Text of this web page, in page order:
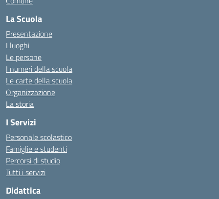
La Scuola
Presentazione
I luoghi
Le persone
I numeri della scuola
Le carte della scuola
Organizzazione
La storia
I Servizi
Personale scolastico
Famiglie e studenti
Percorsi di studio
Tutti i servizi
Didattica